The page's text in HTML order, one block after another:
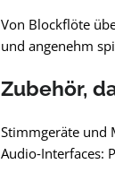
Von Blockflöte
und angenehm
Zubehör,
Stimmgeräte und
Audio‑Interfaces: